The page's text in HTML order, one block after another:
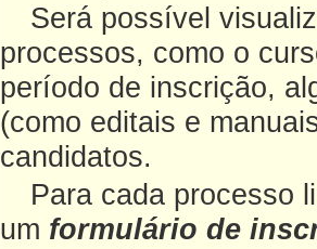
Será possível
processos, como o
período de inscrição,
(como editais e
candidatos.
Para cada processo
um formulário de